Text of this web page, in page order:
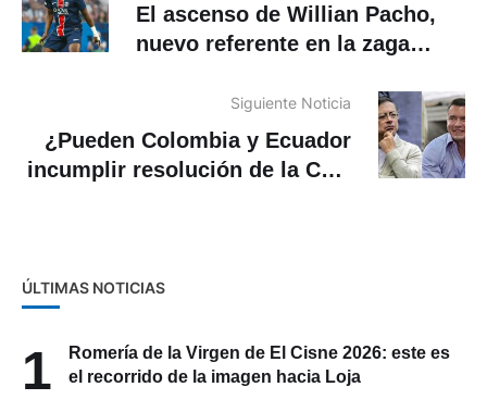
El ascenso de Willian Pacho,
nuevo referente en la zaga
Siguiente Noticia
¿Pueden Colombia y Ecuador
incumplir resolución de la CAN
ÚLTIMAS NOTICIAS
1
Romería de la Virgen de El Cisne 2026: este es
el recorrido de la imagen hacia Loja